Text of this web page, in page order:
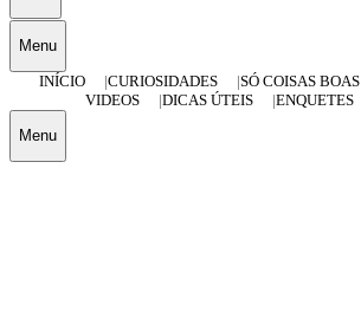
Menu
INÍCIO
CURIOSIDADES SÓ COISAS BOAS
VIDEOS
DICAS ÚTEIS ENQUETES
Menu